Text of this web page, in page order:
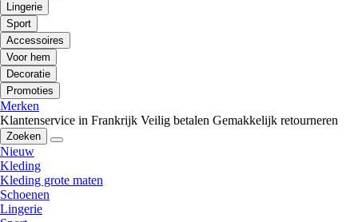
Lingerie
Sport
Accessoires
Voor hem
Decoratie
Promoties
Merken
Klantenservice in Frankrijk Veilig betalen Gemakkelijk retourneren
Zoeken
Nieuw
Kleding
Kleding grote maten
Schoenen
Lingerie